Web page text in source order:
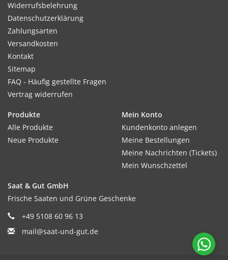
Widerrufsbelehrung
Datenschutzerklärung
Zahlungsarten
Versandkosten
Kontakt
Sitemap
FAQ - Häufig gestellte Fragen
Vertrag widerrufen
Produkte
Alle Produkte
Neue Produkte
Mein Konto
Kundenkonto anlegen
Meine Bestellungen
Meine Nachrichten (Tickets)
Mein Wunschzettel
Saat & Gut GmbH
Frische Saaten und Grüne Geschenke
+49 5108 60 96 13
mail@saat-und-gut.de